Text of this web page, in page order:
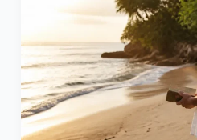
pas
aller
à
Bali
: